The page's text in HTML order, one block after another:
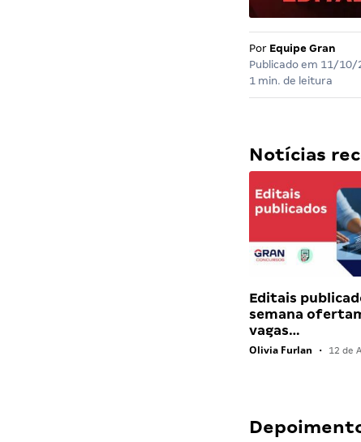
Por Equipe Gran
Publicado em 11/10/
1 min. de leitura
Notícias
Editais
semana
vagas…
Olivia Furlan • 12 de